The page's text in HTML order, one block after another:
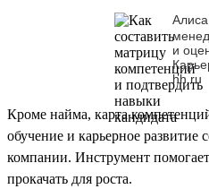
и
hh.ru
Кроме найма, карта
обучение и карьерное развитие
компании. Инструмент
прокачать для роста.